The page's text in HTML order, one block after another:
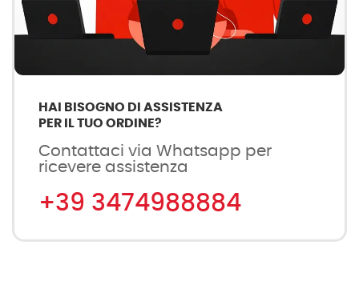
HAI BISOGNO DI ASSISTENZA
PER IL TUO ORDINE?
Contattaci via Whatsapp per
ricevere assistenza
+39 3474988884